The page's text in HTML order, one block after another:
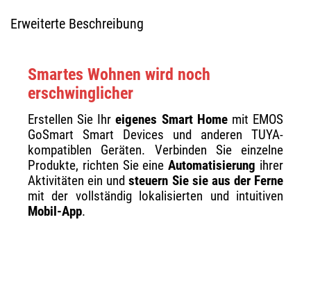
Erweiterte Beschreibung
Smartes Wohnen wird noch
erschwinglicher
Erstellen Sie Ihreigenes Smart Homemit EMOS
GoSmart Smart Devices und anderen TUYA-
kompatiblen Geräten. Verbinden Sie einzelne
Produkte, richten Sie eineAutomatisierung ihrer
Aktivitäten ein undsteuern Sie sie aus der Ferne
mit der vollständig lokalisierten und intuitiven
Mobil-App.